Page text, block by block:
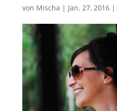
von Mischa | Jan. 27, 2016|